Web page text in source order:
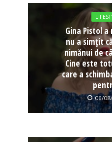
Gina Pistol
nu a simțit
nimănui de
Cine este
care a
06/